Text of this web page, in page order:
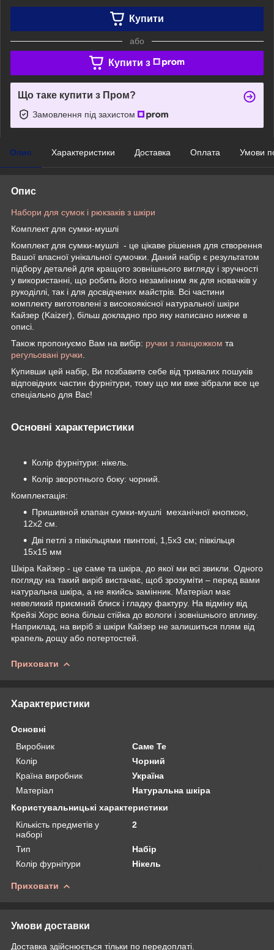
Купити
або
Купити з
Що таке купити з Пром?
Замовлення під захистом
Опис Характеристики Доставка Оплата Умови
Опис
Набори для сумок і рюкзаків з шкіри
Комплект для сумки-мушлі
Комплект для сумки-мушлі - це цікаве рішення для створення
Вашої власної унікальної сумочки. Даний набір є результатом
підбору деталей для кращого зовнішнього вигляду і зручності
у використанні, що робить його незамінним як для новачків у
рукоділлі, так і для досвідчених майстрів. Всі частини
комплекту виготовлені з високоякісної натуральної шкіри
Кайзер (Kaizer), більш докладно про яку написано нижче в
описі.
Також пропонуємо Вам на вибір: ручки з ланцюжком та
регульовані ручки
Купивши цей набір, Ви позбавите себе від тривалих пошуків
відповідних частин фурнітури, тому що ми вже зібрали все це
спеціально для Вас!
Основні характеристики
Колір фурнітури: нікель.
Колір зворотнього боку: чорний.
Комплектація:
Пришивной клапан сумки-мушлі механічної кнопкою,
12х2 см.
Дві петлі з півкільцями гвинтові, 1,5х3 см; півкільця
15х15 мм
Шкіра Кайзер - це саме та шкіра, до якої ми всі звикли. Одного
погляду на такий виріб вистачає, щоб зрозуміти – перед вами
натуральна шкіра, а не якийсь замінник. Матеріал має
невеликий приємний блиск і гладку фактуру. На відміну від
Крейзі Хорс вона більш стійка до вологи і зовнішнього впливу.
Наприклад, на виріб зі шкіри Кайзер не залишиться плям від
крапель дощу або потертостей.
Приховати
Характеристики
Основні
Виробник
Саме Те
Колір
Чорний
Країна виробник
Україна
Матеріал
Натуральна шкіра
Користувальницькі характеристики
Кількість предметів у
наборі
2
Тип
Набір
Колір фурнітури
Нікель
Приховати
Умови доставки
Доставка здійснюється тільки по передоплаті.